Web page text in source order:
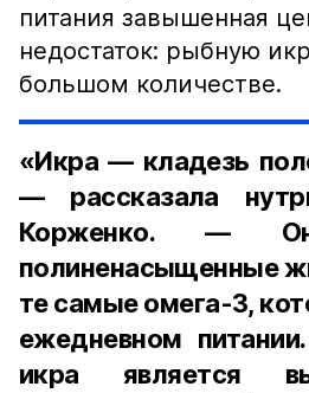
питания завышенная
недостаток: рыбную
большом количестве.
«Икра — кладезь
— рассказала
Корженко. —
полиненасыщенные
те самые омега-3,
ежедневном
икра является